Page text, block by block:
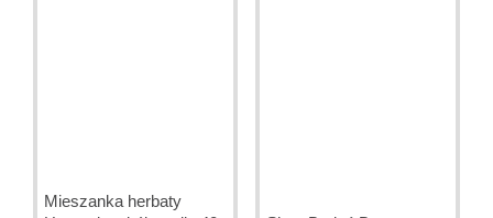
Mieszanka herbaty